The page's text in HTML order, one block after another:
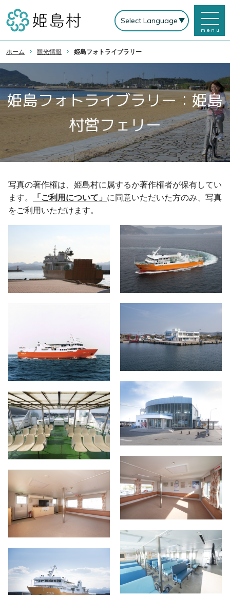
menu
ホーム 観光情報 姫島フォトライブラリー
姫島フォトライブラリー：姫島
村営フェリー
写真の著作権は、姫島村に属するか著作権者が保有してい
ます。
「ご利用について」 に同意いただいた方のみ、写真
をご利用いただけます。